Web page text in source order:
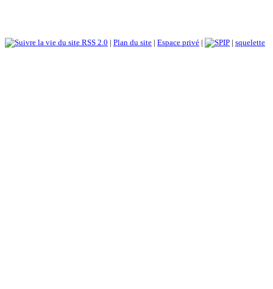
RSS 2.0 | Plan du site | Espace privé | | squelette